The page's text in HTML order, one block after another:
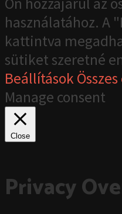
használatához. A
kattintva
sütiket szeretné
Beállítások
Manage consent
Close
Privacy